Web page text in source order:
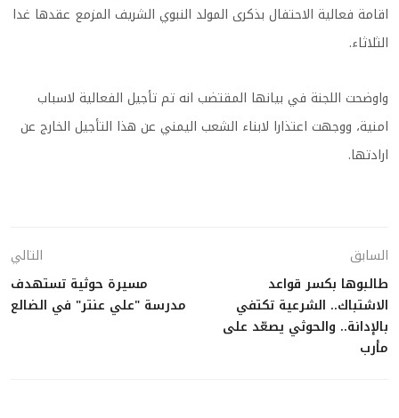
اقامة فعالية الاحتفال بذكرى المولد النبوي الشريف المزمع عقدها غدا
الثلاثاء.
واوضحت اللجنة في بيانها المقتضب انه تم تأجيل الفعالية لاسباب
امنية، ووجهت اعتذارا لابناء الشعب اليمني عن هذا التأجيل الخارج عن
ارادتها.
السابق
طالبوها بكسر قواعد
الاشتباك.. الشرعية تكتفي
بالإدانة.. والحوثي يصعّد على
مأرب
التالي
مسيرة حوثية تستهدف
مدرسة "علي عنتر" في الضالع